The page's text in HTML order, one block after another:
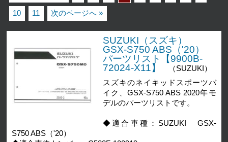
10 11 次のページへ »
SUZUKI（スズキ）
GSX-S750 ABS（'20）
パーツリスト【9900B-
72024-X11】
（SUZUKI）
スズキのネイキッドスポーツバ
イク、GSX-S750 ABS 2020年モ
デルのパーツリストです。
◆適合車種：SUZUKI GSX-
S750 ABS（'20）